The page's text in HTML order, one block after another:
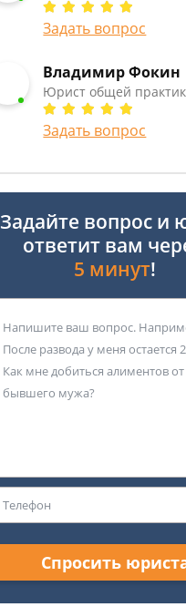
Задать вопрос
Владимир Фокин
Юрист общей
Задать вопрос
Задайте вопрос и
ответит вам
5 минут!
Спросить